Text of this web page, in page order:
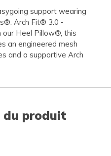
support wearing
Arch Fit® 3.0 -
our Heel Pillow®, this
an engineered mesh
and a supportive Arch
du produit